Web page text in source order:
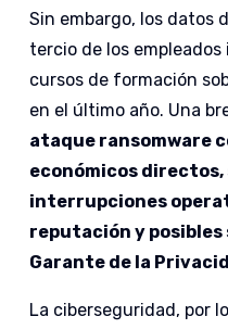
Sin embargo, los datos
tercio de los
cursos de formación
en el último año. Una
ataque ransomware
económicos directos,
interrupciones
reputación y
Garante de la
La ciberseguridad, por